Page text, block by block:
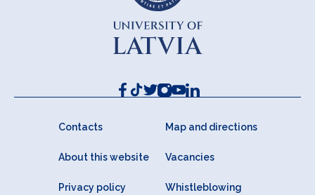
Contacts Map and directions
About this website Vacancies
Privacy policy Whistleblowing